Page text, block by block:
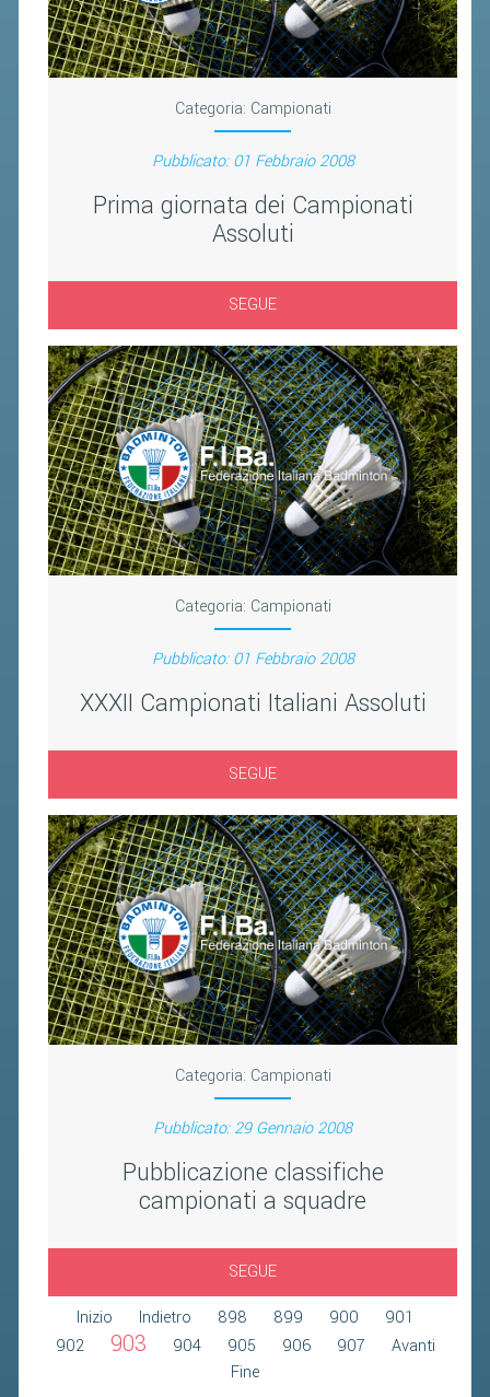
Categoria: Campionati
Pubblicato: 01 Febbraio 2008
Prima giornata dei Campionati
Assoluti
SEGUE
Categoria: Campionati
Pubblicato: 01 Febbraio 2008
XXXII Campionati Italiani Assoluti
SEGUE
Categoria: Campionati
Pubblicato: 29 Gennaio 2008
Pubblicazione classifiche
campionati a squadre
SEGUE
Inizio
Indietro 898 899 900
901
902
903 904 905 906 907
Avanti
Fine
BANDI DI GARA E CONTRATTI
WHISTLEBLOWING
SPORTELLO FISCALE
NOVITÀ FISCALI
MODULISTICA
SCADENZARIO
AIRBADMINTON
TAPPE REGIONALI AIRBADMINTON
PICKLEBALL
FIBA PICKLEBALL TOUR
CLASSIFICHE PICKLEBALL
BANDI PUBBLICI
2024
2023
2022
2021
2020
2019
2018